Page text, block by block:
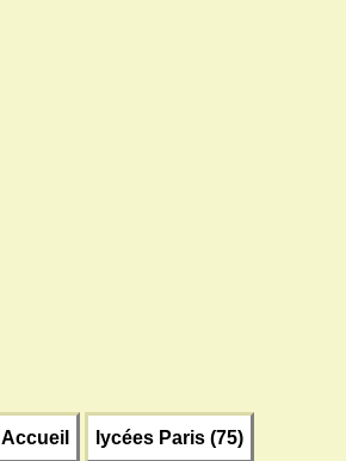
Accueil lycées Paris (75)